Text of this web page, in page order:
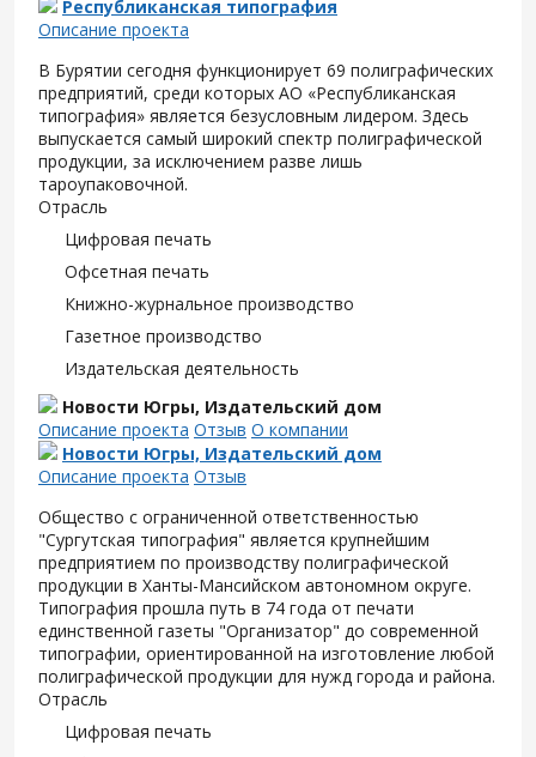
Республиканская типография
Описание проекта
В Бурятии сегодня функционирует 69 полиграфических
предприятий, среди которых АО «Республиканская
типография» является безусловным лидером. Здесь
выпускается самый широкий спектр полиграфической
продукции, за исключением разве лишь
тароупаковочной.
Отрасль
Цифровая печать
Офсетная печать
Книжно-журнальное производство
Газетное производство
Издательская деятельность
Новости Югры, Издательский дом
Описание проекта Отзыв О компании
Новости Югры, Издательский дом
Описание проекта Отзыв
Общество с ограниченной ответственностью
"Сургутская типография" является крупнейшим
предприятием по производству полиграфической
продукции в Ханты-Мансийском автономном округе.
Типография прошла путь в 74 года от печати
единственной газеты "Организатор" до современной
типографии, ориентированной на изготовление любой
полиграфической продукции для нужд города и района.
Отрасль
Цифровая печать